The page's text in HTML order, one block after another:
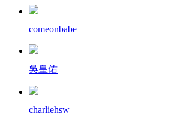
comeonbabe
吳皇佑
charliehsw